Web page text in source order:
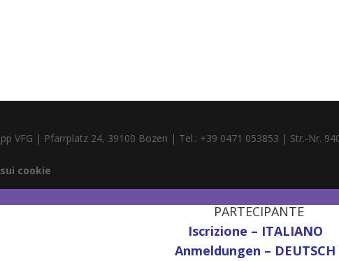
VFG | Pfarrplatz 24, 39100 Bozen | Tel.: +39 0471 053853 | Str.-Nr.
cookie
PARTECIPANTE
Iscrizione – ITALIANO
Anmeldungen – DEUTSCH